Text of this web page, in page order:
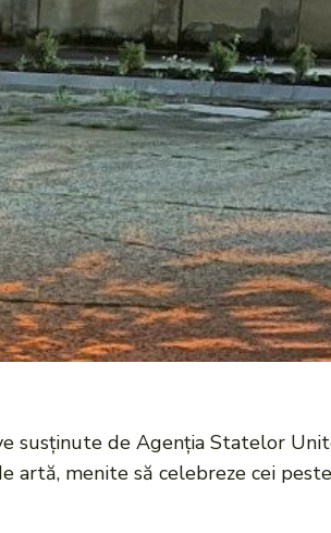
susținute de Agenția Statelor
artă, menite să celebreze cei